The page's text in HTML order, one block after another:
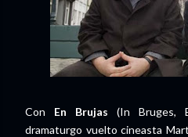
Con En Brujas (In Bruges,
dramaturgo vuelto cineasta